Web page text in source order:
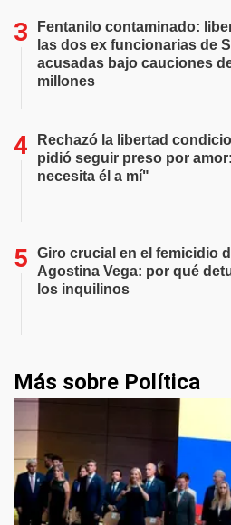
Fentanilo contaminado:
las dos ex funcionarias de
acusadas bajo cauciones
millones
Rechazó la libertad
pidió seguir preso por
necesita él a mí"
Giro crucial en el femicidio
Agostina Vega: por qué
los inquilinos
Más sobre Política